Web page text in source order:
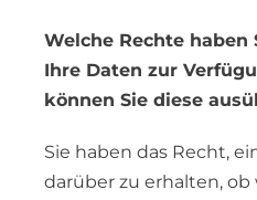
Welche Rechte haben
Ihre Daten zur
können Sie diese
Sie haben das Recht,
darüber zu erhalten, ob